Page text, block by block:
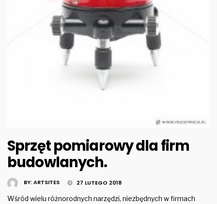
Sprzęt pomiarowy dla firm
budowlanych.
BY:ARTSITES 27 LUTEGO 2018
Wśród wielu różnorodnych narzędzi, niezbędnych w firmach